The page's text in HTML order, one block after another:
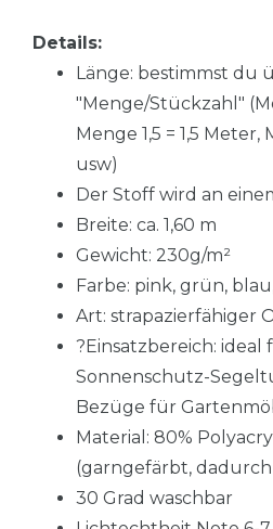
Details:
Länge: bestimmst du
"Menge/Stückzahl"
Menge 1,5 = 1,5
usw)
Der Stoff wird an
Breite: ca. 1,60 m
Gewicht: 230g/m²
Farbe: pink, grün,
Art: strapazierfähiger
?Einsatzbereich: ideal
Sonnenschutz-
Bezüge für
Material: 80%
(garngefärbt,
30 Grad waschbar